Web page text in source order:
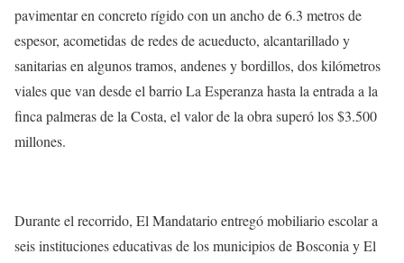
pavimentar en concreto rígido con un ancho de 6.3 metros de
espesor, acometidas de redes de acueducto, alcantarillado y
sanitarias en algunos tramos, andenes y bordillos, dos kilómetros
viales que van desde el barrio La Esperanza hasta la entrada a la
finca palmeras de la Costa, el valor de la obra superó los $3.500
millones.
Durante el recorrido, El Mandatario entregó mobiliario escolar a
seis instituciones educativas de los municipios de Bosconia y El